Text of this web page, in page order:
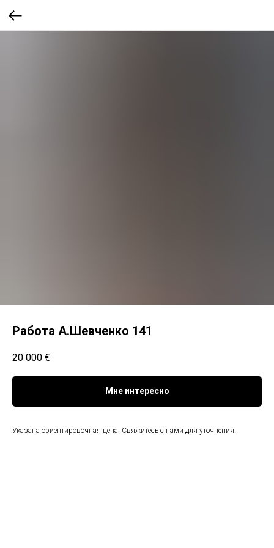
Работа А.Шевченко 141
20 000 €
Мне интересно
Указана ориентировочная цена. Свяжитесь с нами для уточнения.